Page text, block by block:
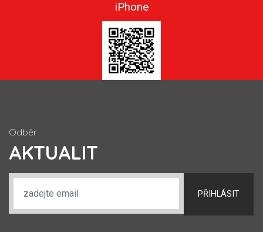
iPhone
Odběr
AKTUALIT
PŘIHLÁSIT